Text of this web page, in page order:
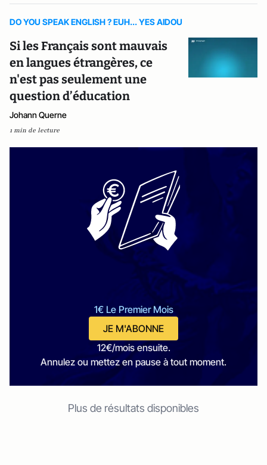
DO YOU SPEAK ENGLISH ? EUH... YES AIDOU
Si les Français sont mauvais
en langues étrangères, ce
n'est pas seulement une
question d’éducation
Johann Querne
1 min de lecture
1€ Le Premier Mois
JE M'ABONNE
12€/mois ensuite.
Annulez ou mettez en pause à tout moment.
Plus de résultats disponibles